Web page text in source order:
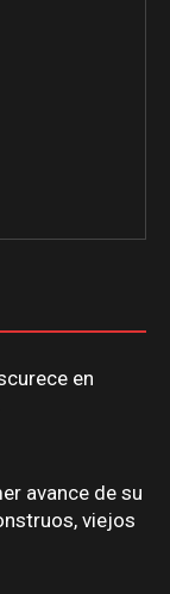
en
avance de su
viejos